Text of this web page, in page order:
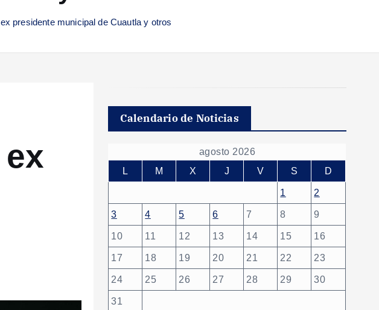
presidente municipal de Cuautla y otros
Calendario de Noticias
agosto 2026
L
M X J V S D
1 2
3 4 5 6 7 8 9
10 11 12 13 14 15 16
17 18 19 20 21 22 23
24 25 26 27 28 29 30
31